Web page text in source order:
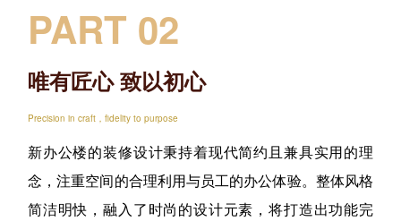
PART 02
唯有匠心 致以初心
Precision in craft，fidelity to purpose
新办公楼的装修设计秉持着现代简约且兼具实用的理
念，注重空间的合理利用与员工的办公体验。整体风格
简洁明快，融入了时尚的设计元素，将打造出功能完